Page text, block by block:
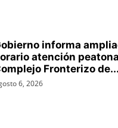
informa
atención
Fronterizo
6, 2026